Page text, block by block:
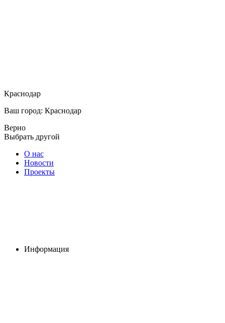
Краснодар
Ваш город: Краснодар
Верно
Выбрать другой
О нас
Новости
Проекты
Информация